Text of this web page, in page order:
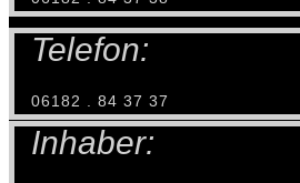
Telefon:
06182 . 84 37 37
Inhaber: